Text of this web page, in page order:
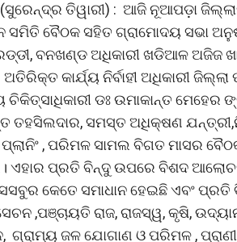
ତିୱାରୀ) : ଆଜି ନୂଆପଡ଼ା
ସମିତି ବୈଠକ ସହିତ ଗ୍ରାମୋଦୟ ସଭା
ବନଖଣ୍ଡ ଅଧିକାରୀ ଖଡିଆଳ ଅଜିଜ
କାର୍ଯ୍ୟ ନିର୍ବାହୀ ଅଧିକାରୀ
ଡଃ ଉମାକାନ୍ତ
ତହସିଲଦାର, ସମସ୍ତ ଅଧିକ୍ଷଣ
, ପରିମଳ ସାମଲ ବିଗତ ମାସର
ଏହାର ପ୍ରତି ବିନ୍ଦୁ ଉପରେ ବିଶଦ
କେତେ ସମାଧାନ ହେଇଛି ଏବଂ
,ପଞ୍ଚାୟତି ରାଜ, ରାଜସ୍ୱ, କୃଷି,
ଗ୍ରାମ୍ୟ ଜଳ ଯୋଗାଣ ଓ ପରିମଳ ,